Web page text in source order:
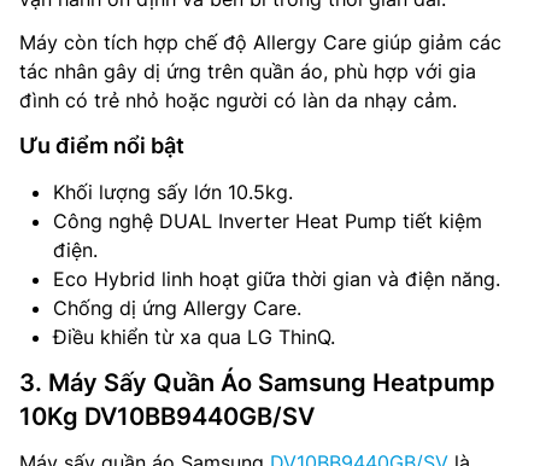
Máy còn tích hợp chế độ Allergy Care giúp giảm các
tác nhân gây dị ứng trên quần áo, phù hợp với gia
đình có trẻ nhỏ hoặc người có làn da nhạy cảm.
Ưu điểm nổi bật
Khối lượng sấy lớn 10.5kg.
Công nghệ DUAL Inverter Heat Pump tiết kiệm
điện.
Eco Hybrid linh hoạt giữa thời gian và điện năng.
Chống dị ứng Allergy Care.
Điều khiển từ xa qua LG ThinQ.
3. Máy Sấy Quần Áo Samsung Heatpump
10Kg DV10BB9440GB/SV